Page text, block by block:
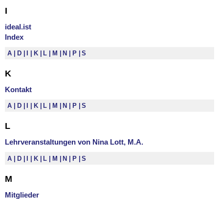
I
ideal.ist
Index
A D K L M N P S
K
Kontakt
A D K L M N P S
L
Lehrveranstaltungen von Nina Lott, M.A.
A D I K L M N P S
M
Mitglieder